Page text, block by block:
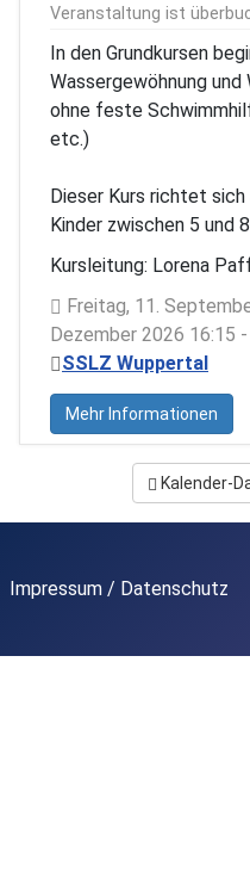
Veranstaltung ist
In den Grundkursen
Wassergewöhnung
ohne feste
etc.)
Dieser Kurs richtet
Kinder zwischen 5 und
Kursleitung: Lorena
Freitag, 11.
Dezember 2026 16:15
SSLZ Wuppertal
Mehr Informationen
Kalender-
Impressum / Datenschutz